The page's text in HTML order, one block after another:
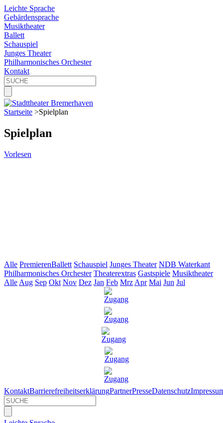
Leichte Sprache
Gebärdensprache
Musiktheater
Ballett
Schauspiel
Junges Theater
Philharmonisches Orchester
Kontakt
Startseite >Spielplan
Spielplan
Vorlesen
Alle PremierenBallett Schauspiel Junges Theater NDB Waterkant
Philharmonisches Orchester Theaterextras Gastspiele Musiktheater
Alle Aug Sep Okt Nov Dez Jan Feb Mrz Apr Mai Jun Jul
KontaktBarrierefreiheitserklärungPartnerPresseDatenschutz